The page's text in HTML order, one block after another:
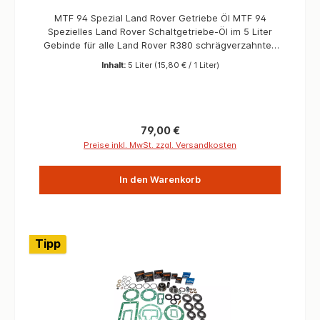
MTF 94 Spezial Land Rover Getriebe Öl MTF 94
Spezielles Land Rover Schaltgetriebe-Öl im 5 Liter
Gebinde für alle Land Rover R380 schrägverzahnten
1994 - 2006, Discovery 1, Discovery 2 TD5, Range
Inhalt: 5 Liter (15,80 € / 1 Liter)
Regulärer Preis:
79,00 €
Preise inkl. MwSt. zzgl. Versandkosten
In den Warenkorb
Tipp